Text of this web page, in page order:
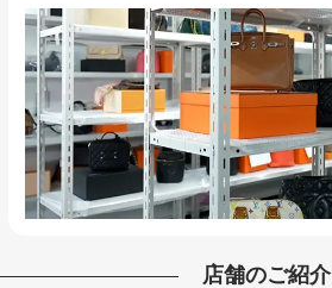
店舗のご紹介